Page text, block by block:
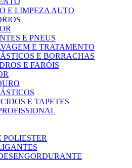
E LIMPEZA AUTO
E PNEUS
E TRATAMENTO
E BORRACHAS
E FARÓIS
E TAPETES
POLIESTER